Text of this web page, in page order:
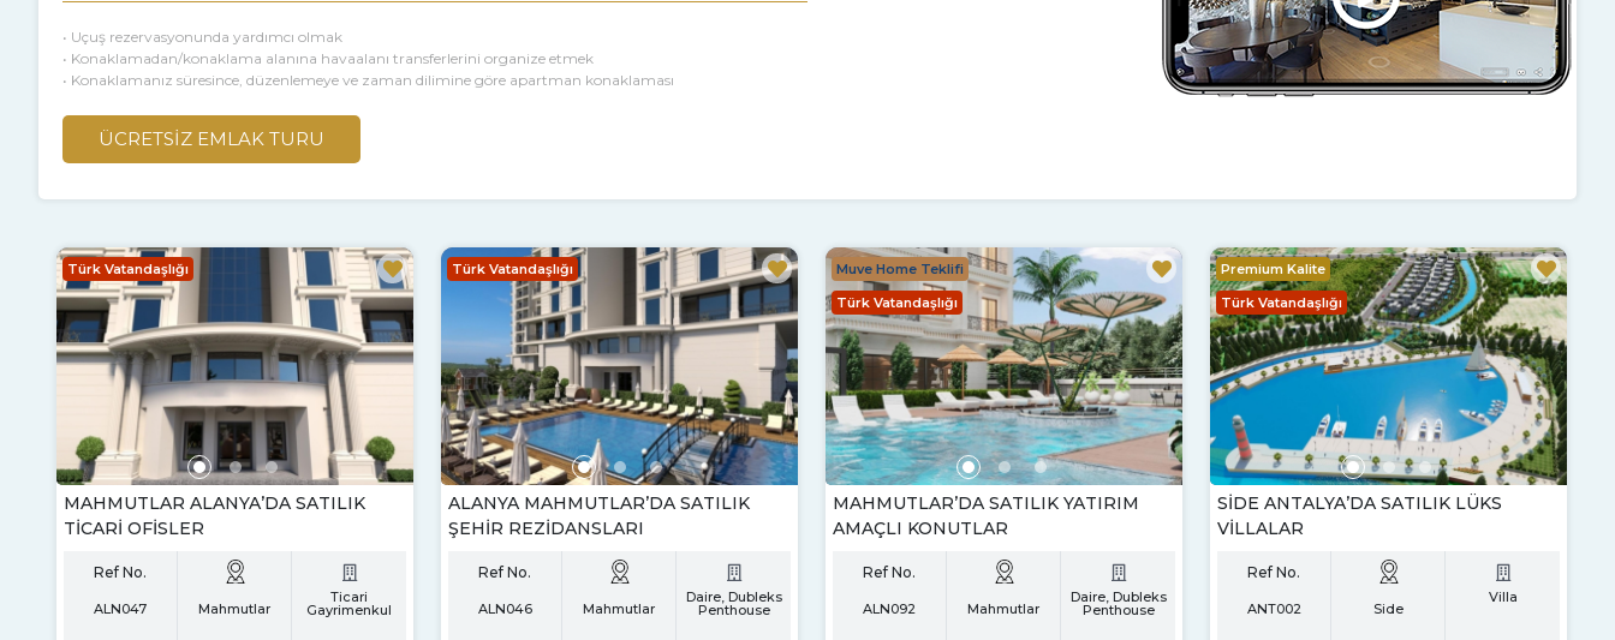
• Uçuş rezervasyonunda yardımcı olmak
• Konaklamadan/konaklama alanına havaalanı transferlerini organize etmek
• Konaklamanız süresince, düzenlemeye ve zaman dilimine göre apartman konaklaması
ÜCRETSİZ EMLAK TURU
Türk Vatandaşlığı
MAHMUTLAR ALANYA’DA SATILIK
TICARI OFISLER
Ref No.
ALN047 Mahmutlar
Ticari
Gayrimenkul
Türk Vatandaşlığı
ALANYA MAHMUTLAR’DA SATILIK
ŞEHIR REZIDANSLARI
Ref No.
ALN046 Mahmutlar
Daire, Dubleks
Penthouse
Muve Home Teklifi
Türk Vatandaşlığı
MAHMUTLAR’DA SATILIK YATIRIM
AMAÇLI KONUTLAR
Ref No.
ALN092 Mahmutlar
Daire, Dubleks
Penthouse
Premium Kalite
Türk Vatandaşlığı
SIDE ANTALYA’DA SATILIK LÜKS
VILLALAR
Ref No.
ANT002 Side
Villa